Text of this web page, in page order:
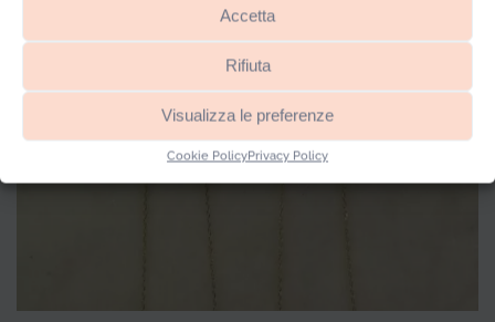
Accetta
Rifiuta
Visualizza le preferenze
Cookie PolicyPrivacy Policy